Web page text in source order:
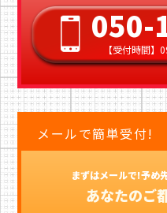
050-
【受付時間
メールで簡単受付!
まずはメールで!予め
あなたのご